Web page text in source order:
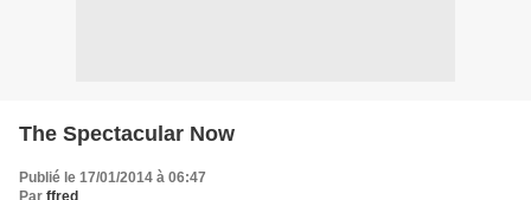
The Spectacular Now
Publié le 17/01/2014 à 06:47
Par ffred